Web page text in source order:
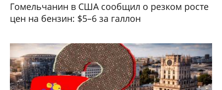
Гомельчанин в США сообщил о резком росте
цен на бензин: $5–6 за галлон